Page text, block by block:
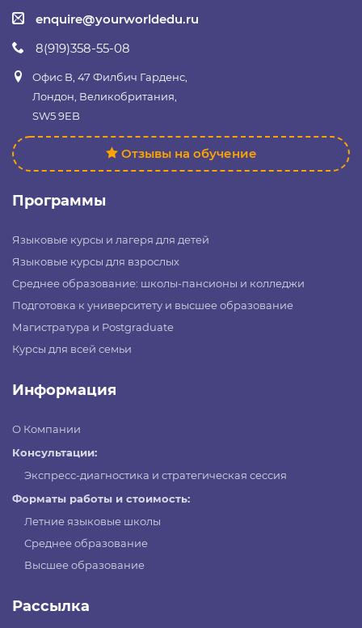
enquire@yourworldedu.ru
8(919)358-55-08
Офис B, 47 Филбич Гарденс,
Лондон, Великобритания,
SW5 9EB
Отзывы на обучение
Программы
Языковые курсы и лагеря для детей
Языковые курсы для взрослых
Среднее образование: школы-пансионы и колледжи
Подготовка к университету и высшее образование
Магистратура и Postgraduate
Курсы для всей семьи
Информация
О Компании
Консультации:
Экспресс-диагностика и стратегическая сессия
Форматы работы и стоимость:
Летние языковые школы
Среднее образование
Высшее образование
Рассылка